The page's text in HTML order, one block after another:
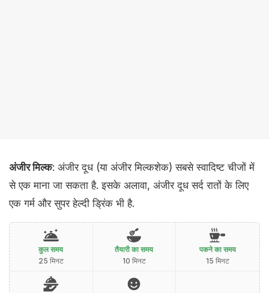
अंजीर मिल्क: अंजीर दूध (या अंजीर मिल्कशेक) सबसे स्वादिष्ट चीजों में
से एक माना जा सकता है. इसके अलावा, अंजीर दूध सर्द रातों के लिए
एक गर्म और सुपर हेल्दी ड्रिंक भी है.
कुल समय
25 मिनट
तैयारी का समय
10 मिनट
पकने का समय
15 मिनट